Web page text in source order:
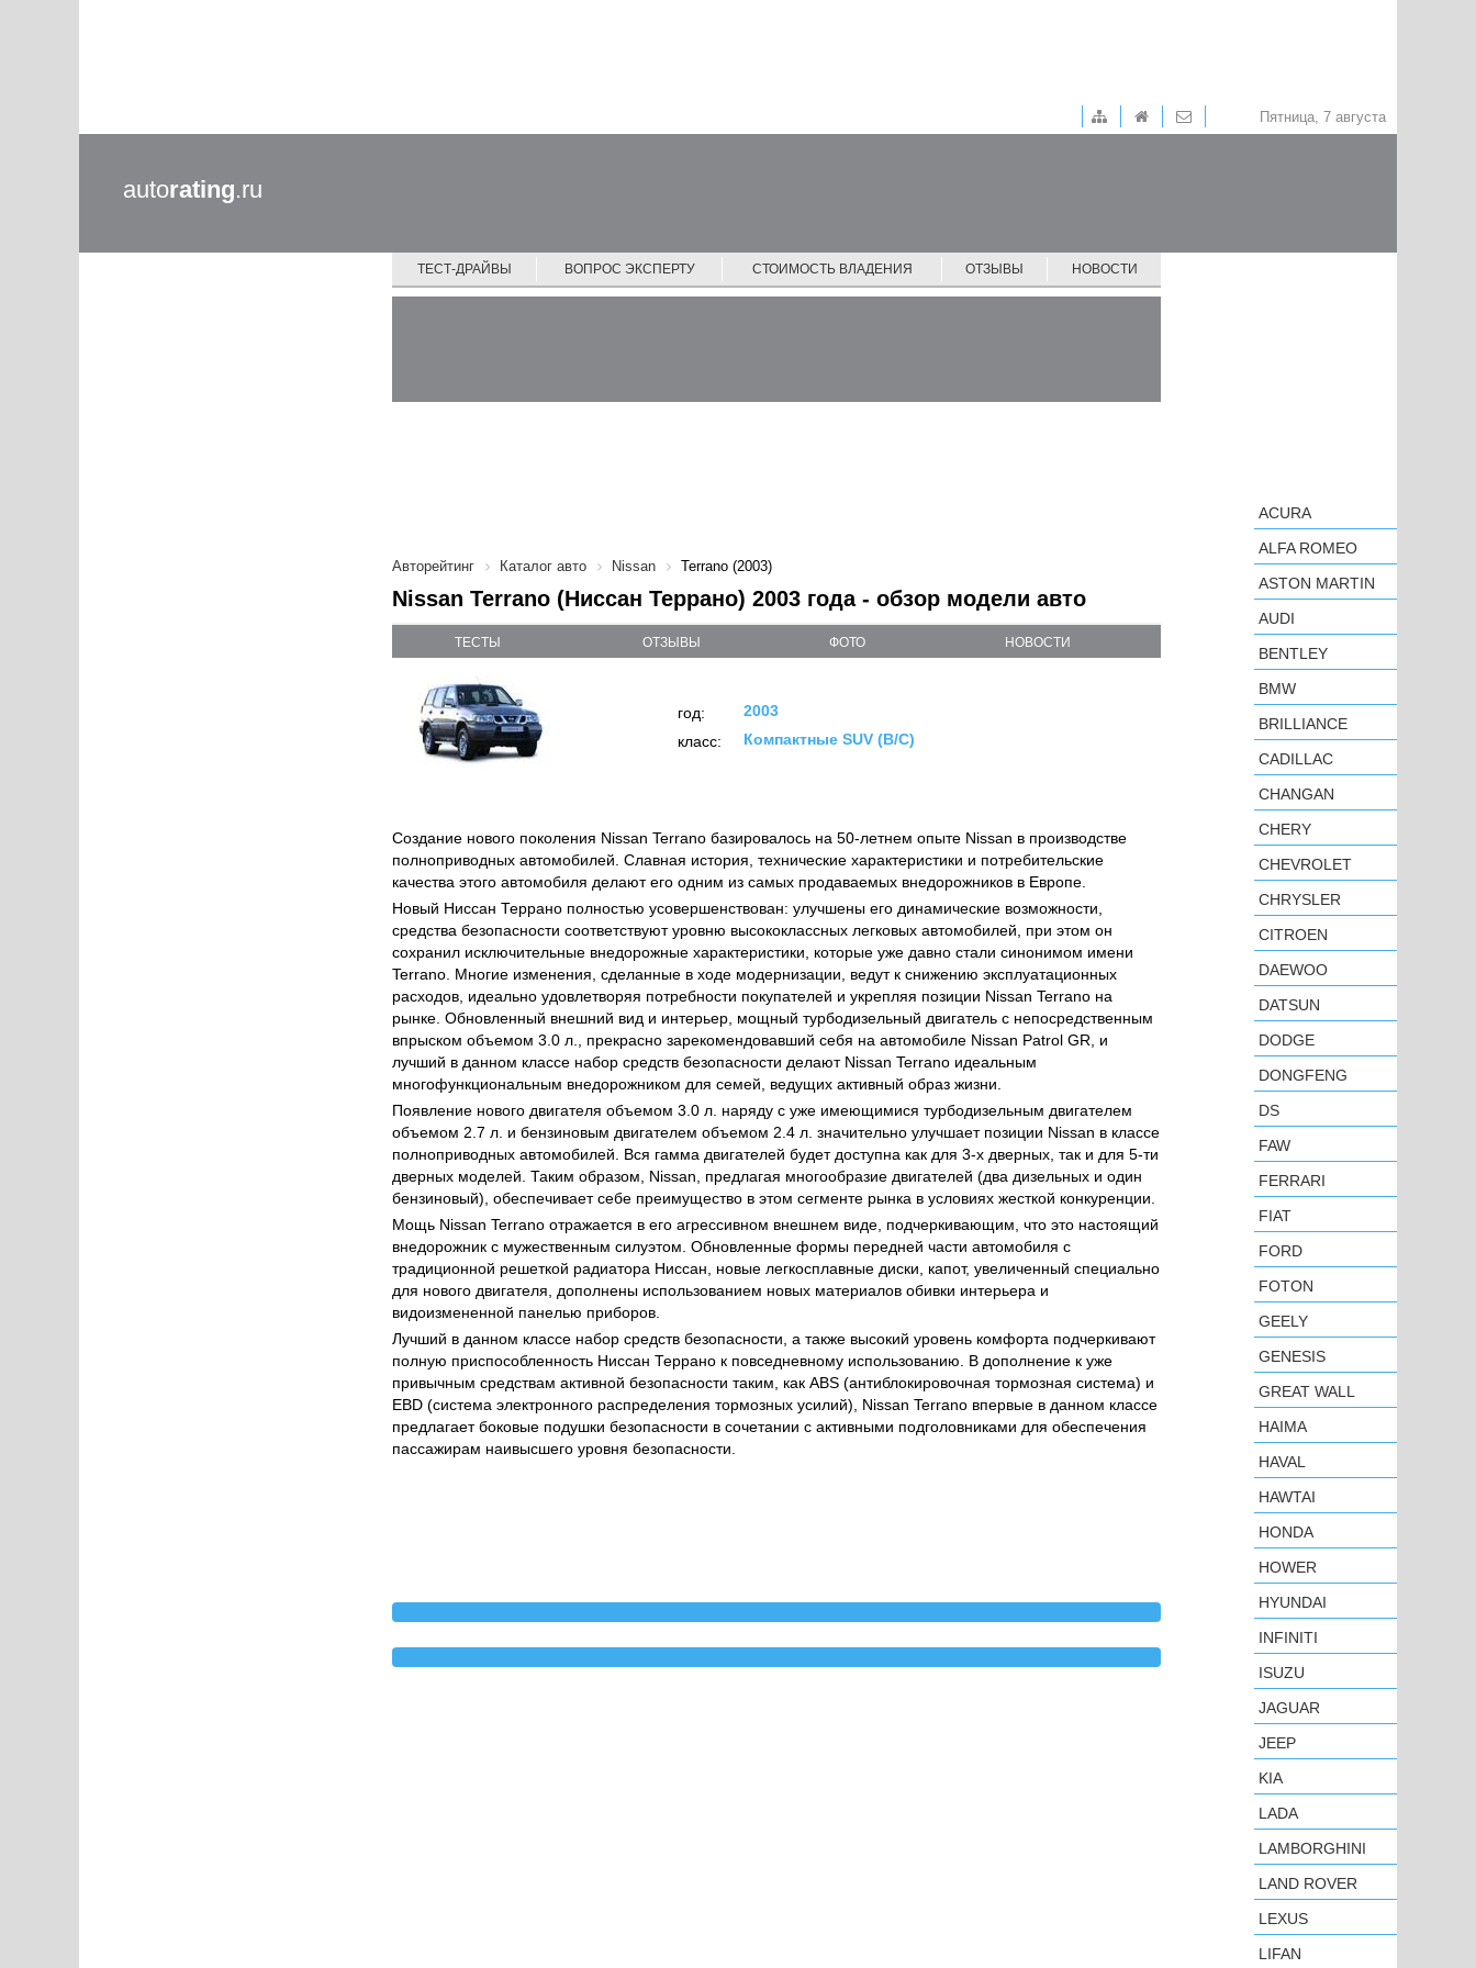
Пятница, 7 августа
autorating.ru
ТЕСТ-ДРАЙВЫ ВОПРОС ЭКСПЕРТУ СТОИМОСТЬ ВЛАДЕНИЯ ОТЗЫВЫ НОВОСТИ
Авторейтинг Каталог авто Nissan Terrano (2003)
Nissan Terrano (Ниссан Террано) 2003 года - обзор модели авто
ТЕСТЫ ОТЗЫВЫ ФОТО НОВОСТИ
год:
2003
класс:
Компактные SUV (B/C)
Создание нового поколения Nissan Terrano базировалось на 50-летнем опыте Nissan в производстве
полноприводных автомобилей. Славная история, технические характеристики и потребительские
качества этого автомобиля делают его одним из самых продаваемых внедорожников в Европе.
Новый Ниссан Террано полностью усовершенствован: улучшены его динамические возможности,
средства безопасности соответствуют уровню высококлассных легковых автомобилей, при этом он
сохранил исключительные внедорожные характеристики, которые уже давно стали синонимом имени
Terrano. Многие изменения, сделанные в ходе модернизации, ведут к снижению эксплуатационных
расходов, идеально удовлетворяя потребности покупателей и укрепляя позиции Nissan Terrano на
рынке. Обновленный внешний вид и интерьер, мощный турбодизельный двигатель с непосредственным
впрыском объемом 3.0 л., прекрасно зарекомендовавший себя на автомобиле Nissan Patrol GR, и
лучший в данном классе набор средств безопасности делают Nissan Terrano идеальным
многофункциональным внедорожником для семей, ведущих активный образ жизни.
Появление нового двигателя объемом 3.0 л. наряду с уже имеющимися турбодизельным двигателем
объемом 2.7 л. и бензиновым двигателем объемом 2.4 л. значительно улучшает позиции Nissan в классе
полноприводных автомобилей. Вся гамма двигателей будет доступна как для 3-х дверных, так и для 5-ти
дверных моделей. Таким образом, Nissan, предлагая многообразие двигателей (два дизельных и один
бензиновый), обеспечивает себе преимущество в этом сегменте рынка в условиях жесткой конкуренции.
Мощь Nissan Terrano отражается в его агрессивном внешнем виде, подчеркивающим, что это настоящий
внедорожник с мужественным силуэтом. Обновленные формы передней части автомобиля с
традиционной решеткой радиатора Ниссан, новые легкосплавные диски, капот, увеличенный специально
для нового двигателя, дополнены использованием новых материалов обивки интерьера и
видоизмененной панелью приборов.
Лучший в данном классе набор средств безопасности, а также высокий уровень комфорта подчеркивают
полную приспособленность Ниссан Террано к повседневному использованию. В дополнение к уже
привычным средствам активной безопасности таким, как ABS (антиблокировочная тормозная система) и
EBD (система электронного распределения тормозных усилий), Nissan Terrano впервые в данном классе
предлагает боковые подушки безопасности в сочетании с активными подголовниками для обеспечения
пассажирам наивысшего уровня безопасности.
ACURA
ALFA ROMEO
ASTON MARTIN
AUDI
BENTLEY
BMW
BRILLIANCE
CADILLAC
CHANGAN
CHERY
CHEVROLET
CHRYSLER
CITROEN
DAEWOO
DATSUN
DODGE
DONGFENG
DS
FAW
FERRARI
FIAT
FORD
FOTON
GEELY
GENESIS
GREAT WALL
HAIMA
HAVAL
HAWTAI
HONDA
HOWER
HYUNDAI
INFINITI
ISUZU
JAGUAR
JEEP
KIA
LADA
LAMBORGHINI
LAND ROVER
LEXUS
LIFAN